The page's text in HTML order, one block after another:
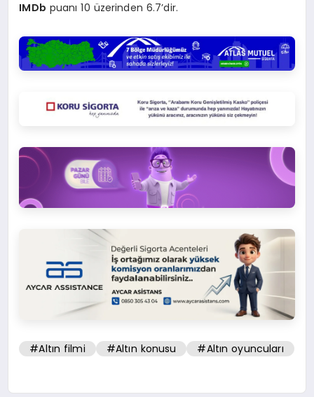
IMDb puanı 10 üzerinden 6.7’dir.
#Altın filmi #Altın konusu #Altın oyuncuları